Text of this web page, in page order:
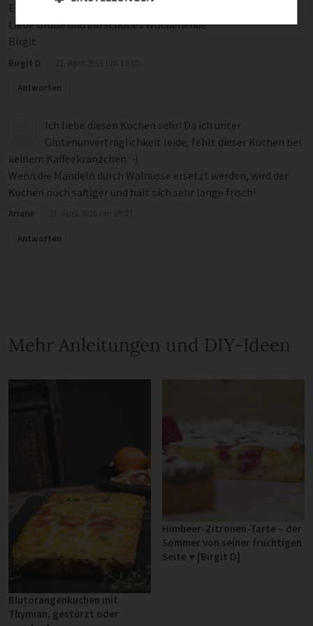
Einkaufsliste :-)
Liebe Grüße und ein schönes Wochenende
Birgit
Birgit D
Antworten
Ich liebe diesen Kuchen sehr! Da ich unter
Glutenunverträglichkeit leide, fehlt dieser Kuchen bei
keinem Kaffeekränzchen :-)
Wenn die Mandeln durch Walnüsse ersetzt werden, wird der
Kuchen noch saftiger und hält sich sehr lange frisch!
Ariane
Antworten
Mehr Anleitungen und DIY-Ideen
Blutorangenkuchen mit
Thymian, gestürzt oder
Himbeer-Zitronen-Tarte – der
Sommer von seiner fruchtigen
Seite ♥ [Birgit D]